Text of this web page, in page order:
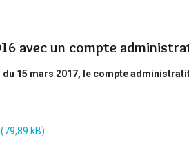
avec un compte
15 mars 2017, le compte